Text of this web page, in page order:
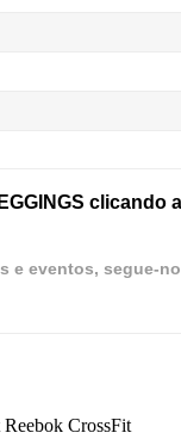
clicando
e eventos, segue-